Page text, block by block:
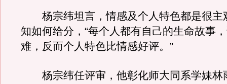
杨宗纬坦言，情感及个人特色都是很主
知如何给分，“每个人都有自己的生命故事
难，反而个人特色比情感好评。”
杨宗纬任评审，他彰化师大同系学妹林